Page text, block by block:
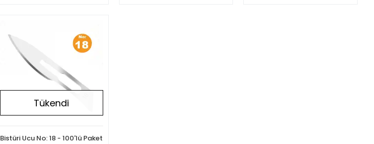
Tükendi
Bistüri Ucu No: 18 - 100'lü Paket